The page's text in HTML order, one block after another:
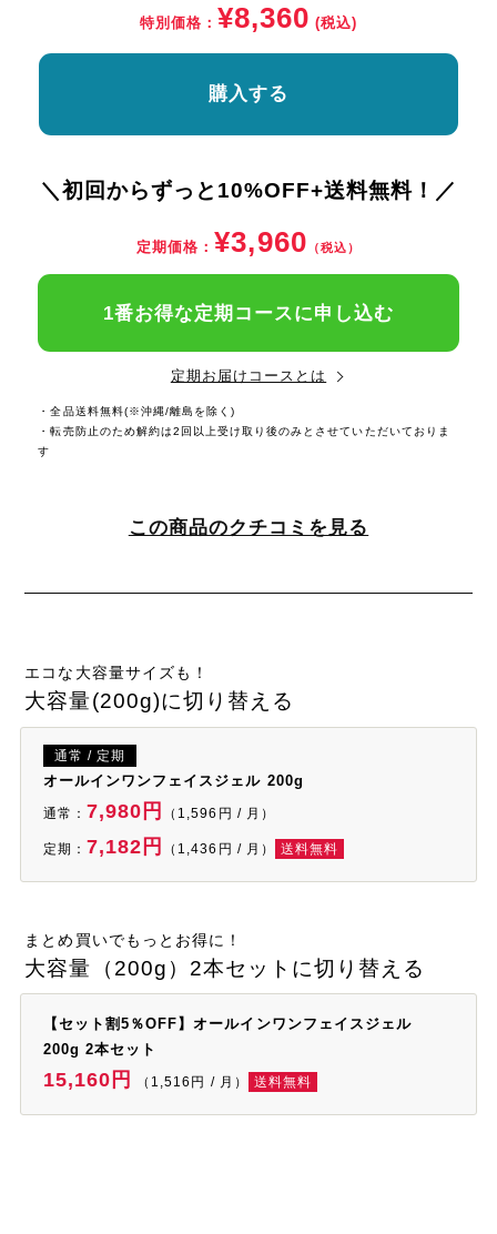
特別価格： ¥8,360 (税込)
購入する
＼初回からずっと10%OFF+送料無料！／
定期価格： ¥3,960 （税込）
1番お得な定期コースに申し込む
定期お届けコースとは
・全品送料無料(※沖縄/離島を除く)
・転売防止のため解約は2回以上受け取り後のみとさせていただいておりま
す
この商品のクチコミを見る
エコな大容量サイズも！
大容量(200g)に切り替える
通常 / 定期
オールインワンフェイスジェル 200g
通常： 7,980円 （1,596円 / 月）
定期： 7,182円 （1,436円 / 月） 送料無料
まとめ買いでもっとお得に！
大容量（200g）2本セットに切り替える
【セット割5％OFF】オールインワンフェイスジェル
200g 2本セット
15,160円 （1,516円 / 月） 送料無料